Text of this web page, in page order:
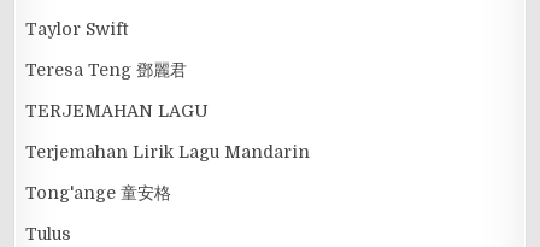
Taylor Swift
Teresa Teng 鄧麗君
TERJEMAHAN LAGU
Terjemahan Lirik Lagu Mandarin
Tong'ange 童安格
Tulus